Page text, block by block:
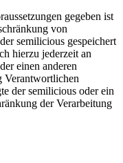
gegeben ist
von
semilicious gespeichert
hierzu jederzeit an
einen anderen
Verantwortlichen
der semilicious oder ein
der Verarbeitung